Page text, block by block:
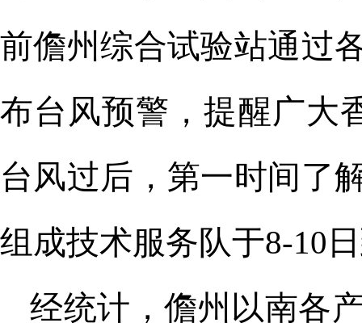
前儋州综合试验站通过
布台风预警，提醒广大
台风过后， 第一时间了
组成技术服务队于8-10
经统计，儋州以南各